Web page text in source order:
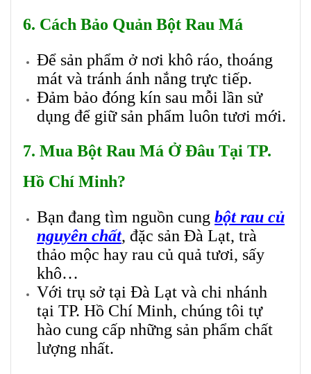
6. Cách Bảo Quản Bột Rau Má
Để sản phẩm ở nơi khô ráo, thoáng
mát và tránh ánh nắng trực tiếp.
Đảm bảo đóng kín sau mỗi lần sử
dụng để giữ sản phẩm luôn tươi mới.
7. Mua Bột Rau Má Ở Đâu Tại TP.
Hồ Chí Minh?
Bạn đang tìm nguồn cung bột rau củ
nguyên chất, đặc sản Đà Lạt, trà
thảo mộc hay rau củ quả tươi, sấy
khô…
Với trụ sở tại Đà Lạt và chi nhánh
tại TP. Hồ Chí Minh, chúng tôi tự
hào cung cấp những sản phẩm chất
lượng nhất.